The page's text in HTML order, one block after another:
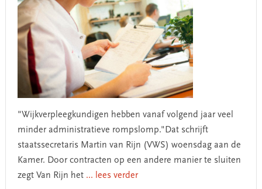
"Wijkverpleegkundigen hebben vanaf volgend jaar veel
minder administratieve rompslomp."Dat schrijft
staatssecretaris Martin van Rijn (VWS) woensdag aan de
Kamer. Door contracten op een andere manier te sluiten
zegt Van Rijn het ... lees verder